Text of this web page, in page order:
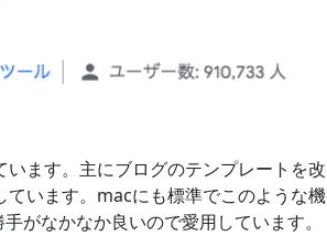
ます。主にブログのテンプレートを改
います。macにも標準でこのような機
がなかなか良いので愛用しています。